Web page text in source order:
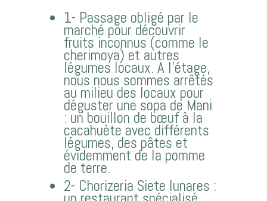
1- Passage obligé par le
marché pour découvrir
fruits inconnus (comme le
cherimoya) et autres
légumes locaux. A l’étage,
nous nous sommes arrêtés
au milieu des locaux pour
déguster une sopa de Mani
: un bouillon de bœuf à la
cacahuète avec différents
légumes, des pâtes et
évidemment de la pomme
de terre.
2- Chorizeria Siete lunares :